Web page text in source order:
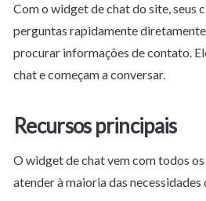
Com o widget de chat do site, seus
perguntas rapidamente
procurar informações de contato.
chat e começam a conversar.
Recursos principais
O widget de chat vem com todos
atender à maioria das